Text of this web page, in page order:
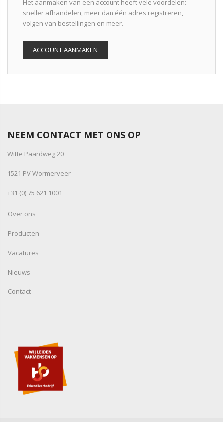
Het aanmaken van een account heeft vele voordelen:
sneller afhandelen, meer dan één adres registreren,
volgen van bestellingen en meer.
ACCOUNT AANMAKEN
NEEM CONTACT MET ONS OP
Witte Paardweg 20
1521 PV Wormerveer
+31 (0) 75 621 1001
Over ons
Producten
Vacatures
Nieuws
Contact